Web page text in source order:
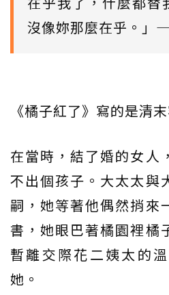
沒像妳那麼在乎。」
《橘子紅了》寫的是清
在當時，結了婚的女人
不出個孩子。大太太與
嗣，她等著他偶然捎來
書，她眼巴著橘園裡橘
暫離交際花二姨太的
她。